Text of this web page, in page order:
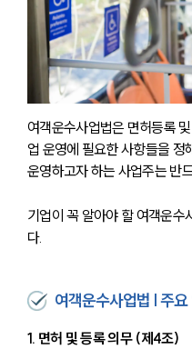
여객운수사업법은 면허등록
업 운영에 필요한 사항들을 정
운영하고자 하는 사업주는 반
기업이 꼭 알아야 할 여객운수
다.
여객운수사업법 | 주
1. 면허 및 등록 의무 (제4조)